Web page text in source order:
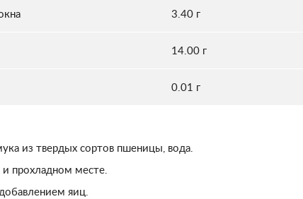
3.40 г
14.00 г
0.01 г
из твердых сортов пшеницы, вода.
прохладном месте.
яиц.